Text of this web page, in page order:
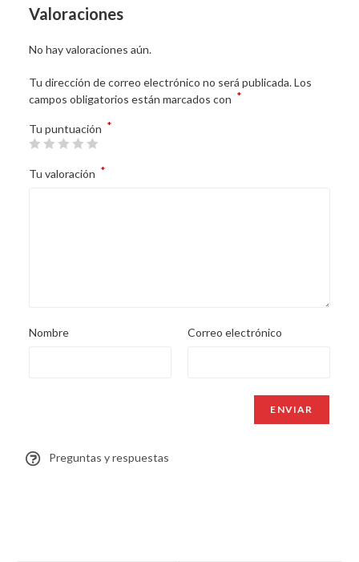
Valoraciones
No hay valoraciones aún.
Tu dirección de correo electrónico no será publicada. Los
campos obligatorios están marcados con *
Tu puntuación *
Tu valoración *
Nombre Correo electrónico
Preguntas y respuestas